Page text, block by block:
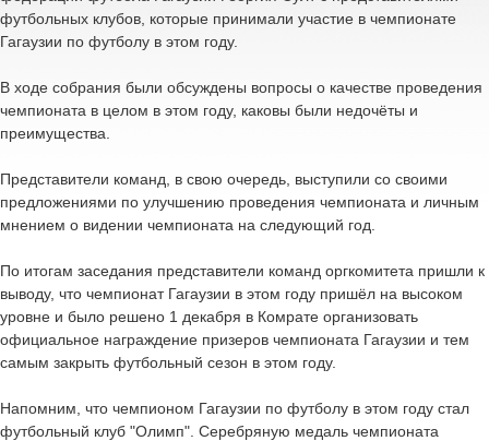
футбольных клубов, которые принимали участие в чемпионате
Гагаузии по футболу в этом году.
В ходе собрания были обсуждены вопросы о качестве проведения
чемпионата в целом в этом году, каковы были недочёты и
преимущества.
Представители команд, в свою очередь, выступили со своими
предложениями по улучшению проведения чемпионата и личным
мнением о видении чемпионата на следующий год.
По итогам заседания представители команд оргкомитета пришли к
выводу, что чемпионат Гагаузии в этом году пришёл на высоком
уровне и было решено 1 декабря в Комрате организовать
официальное награждение призеров чемпионата Гагаузии и тем
самым закрыть футбольный сезон в этом году.
Напомним, что чемпионом Гагаузии по футболу в этом году стал
футбольный клуб "Олимп". Серебряную медаль чемпионата